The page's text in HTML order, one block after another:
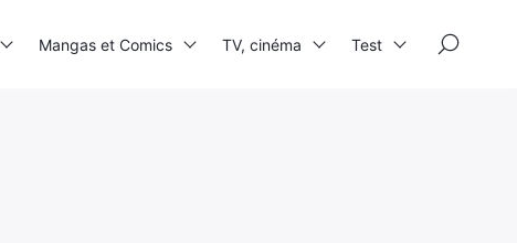
Mangas et Comics TV, cinéma Test